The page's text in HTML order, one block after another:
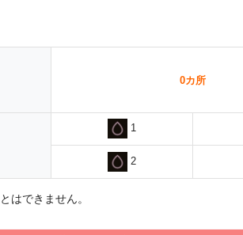
0カ所
1
2
はできません。